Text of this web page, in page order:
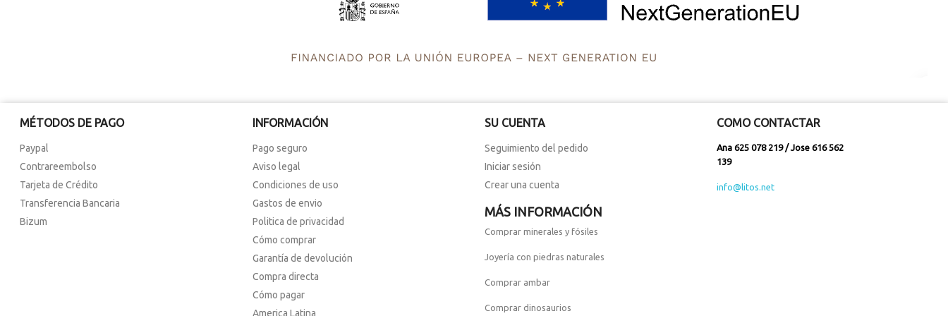
MÉTODOS DE PAGO
Paypal
Contrareembolso
Tarjeta de Crédito
Transferencia Bancaria
Bizum
INFORMACIÓN
Pago seguro
Aviso legal
Condiciones de uso
Gastos de envio
Politica de privacidad
Cómo comprar
Garantía de devolución
Compra directa
Cómo pagar
America Latina
SU CUENTA
Seguimiento del pedido
Iniciar sesión
Crear una cuenta
COMO CONTACTAR
Ana 625 078 219 / Jose 616 562
139
info@litos.net
MÁS INFORMACIÓN
Comprar minerales y fósiles
Joyería con piedras naturales
Comprar ambar
Comprar dinosaurios